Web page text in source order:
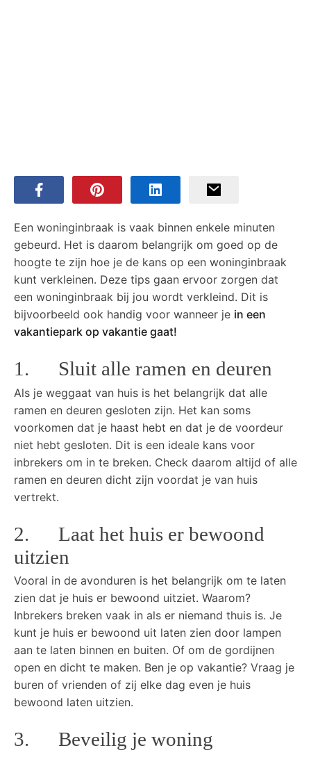
Een woninginbraak is vaak binnen enkele minuten
gebeurd. Het is daarom belangrijk om goed op de
hoogte te zijn hoe je de kans op een woninginbraak
kunt verkleinen. Deze tips gaan ervoor zorgen dat
een woninginbraak bij jou wordt verkleind. Dit is
bijvoorbeeld ook handig voor wanneer je in een
vakantiepark op vakantie gaat!
1. Sluit alle ramen en deuren
Als je weggaat van huis is het belangrijk dat alle
ramen en deuren gesloten zijn. Het kan soms
voorkomen dat je haast hebt en dat je de voordeur
niet hebt gesloten. Dit is een ideale kans voor
inbrekers om in te breken. Check daarom altijd of alle
ramen en deuren dicht zijn voordat je van huis
vertrekt.
2. Laat het huis er bewoond
uitzien
Vooral in de avonduren is het belangrijk om te laten
zien dat je huis er bewoond uitziet. Waarom?
Inbrekers breken vaak in als er niemand thuis is. Je
kunt je huis er bewoond uit laten zien door lampen
aan te laten binnen en buiten. Of om de gordijnen
open en dicht te maken. Ben je op vakantie? Vraag je
buren of vrienden of zij elke dag even je huis
bewoond laten uitzien.
3. Beveilig je woning